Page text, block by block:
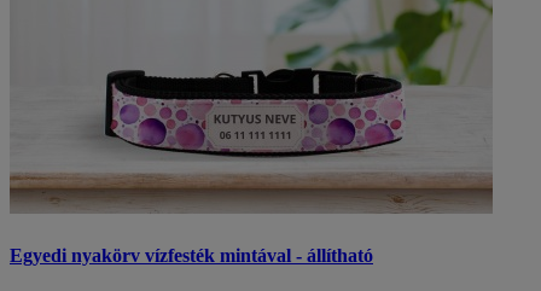
Egyedi nyakörv vízfesték mintával - állítható